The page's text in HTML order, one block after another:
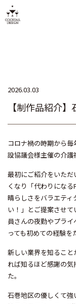
2026.03.03
【制作品紹介
コロナ禍の時期から
設協議会様主催の介護
最初にご紹介をいた
くなり「代わりにな
晴らしさをバラエテ
い！」とご提案させ
員さんの夜勤やプラ
っても初めての経験を
新しい業界を知るこ
れば知るほど感謝の
た。
石巻地区の優しくて強